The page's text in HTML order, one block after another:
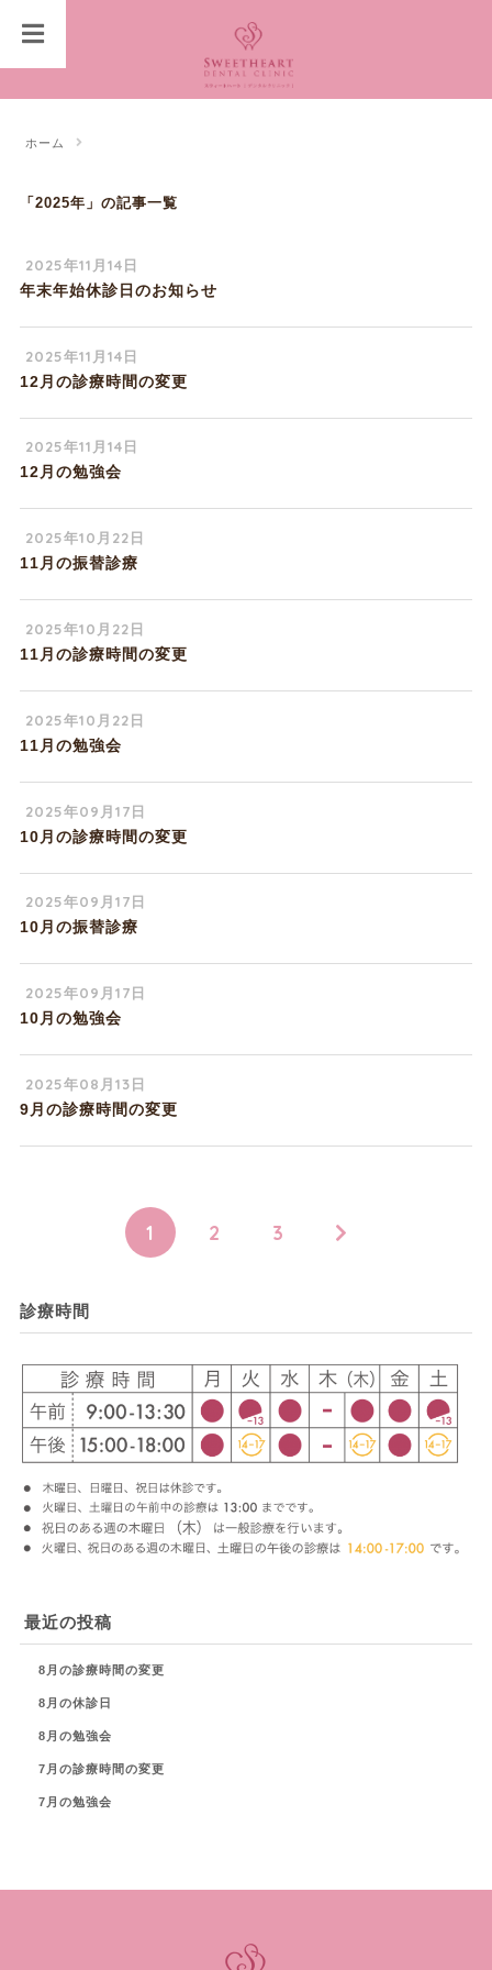
ホーム
「2025年」の記事一覧
2025年11月14日
年末年始休診日のお知らせ
2025年11月14日
12月の診療時間の変更
2025年11月14日
12月の勉強会
2025年10月22日
11月の振替診療
2025年10月22日
11月の診療時間の変更
2025年10月22日
11月の勉強会
2025年09月17日
10月の診療時間の変更
2025年09月17日
10月の振替診療
2025年09月17日
10月の勉強会
2025年08月13日
9月の診療時間の変更
1 2 3
診療時間
最近の投稿
8月の診療時間の変更
8月の休診日
8月の勉強会
7月の診療時間の変更
7月の勉強会